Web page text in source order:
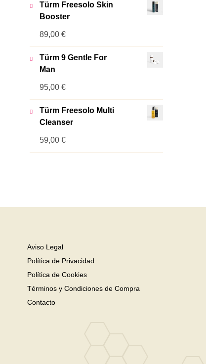
Türm Freesolo Skin
Booster
89,00 €
Türm 9 Gentle For
Man
95,00 €
Türm Freesolo Multi
Cleanser
59,00 €
Aviso Legal
Política de Privacidad
Política de Cookies
Términos y Condiciones de Compra
Contacto